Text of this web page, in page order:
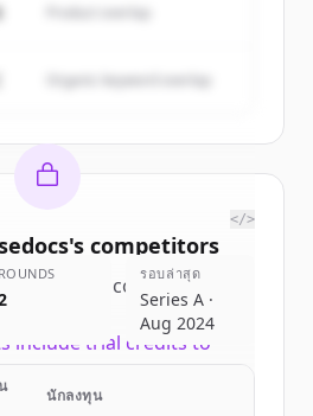
Organic keyword overlap
's competitors
to view all competitors
include trial credits to
</>
ROUNDS รอบล่าสุด
Series A ·
Aug 2024
นักลงทุน